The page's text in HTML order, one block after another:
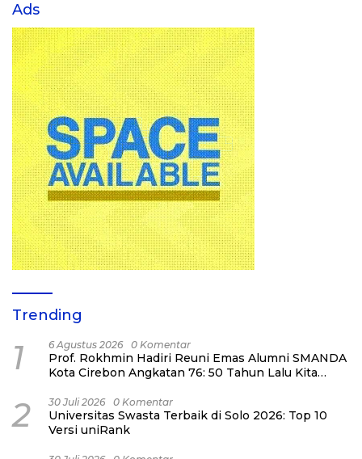
Ads
Trending
1 6 Agustus 2026 0 Komentar
Prof. Rokhmin Hadiri Reuni Emas Alumni SMANDA
Kota Cirebon Angkatan 76: 50 Tahun Lalu Kita
2 30 Juli 2026 0 Komentar
Universitas Swasta Terbaik di Solo 2026: Top 10
Versi uniRank